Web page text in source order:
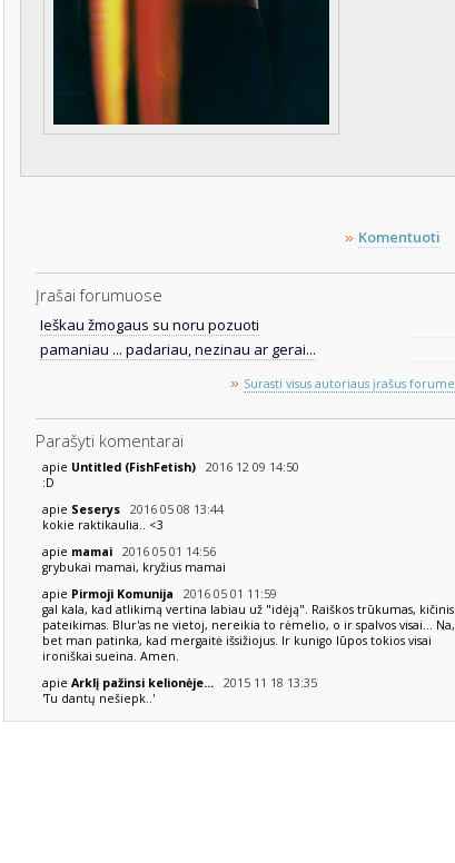
» Komentuoti
Įrašai forumuose
Ieškau žmogaus su noru pozuoti
pamaniau ... padariau, nezinau ar gerai...
» Surasti visus autoriaus įrašus forume
Parašyti komentarai
apie Untitled (FishFetish) 2016 12 09 14:50
:D
apie Seserys 2016 05 08 13:44
kokie raktikaulia.. <3
apie mamai 2016 05 01 14:56
grybukai mamai, kryžius mamai
apie Pirmoji Komunija 2016 05 01 11:59
gal kala, kad atlikimą vertina labiau už "idėją". Raiškos trūkumas, kičinis
pateikimas. Blur'as ne vietoj, nereikia to rėmelio, o ir spalvos visai... Na,
bet man patinka, kad mergaitė išsižiojus. Ir kunigo lūpos tokios visai
ironiškai sueina. Amen.
apie Arklį pažinsi kelionėje... 2015 11 18 13:35
'Tu dantų nešiepk..'